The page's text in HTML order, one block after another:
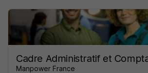
Cadre Administratif et
Manpower France